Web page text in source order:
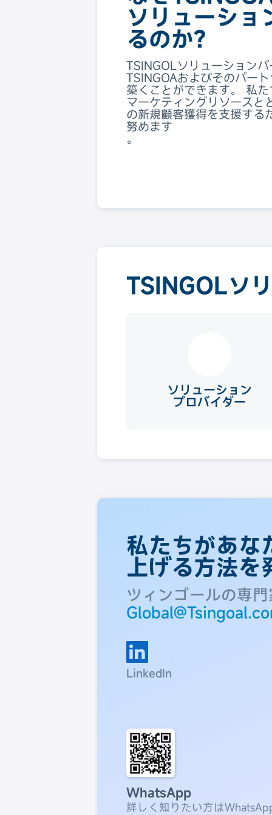
ソリューショ
るのか?
TSINGOLソリューション
TSINGOAおよびそのパー
築くことができます。 私
マーケティングリソースと
の新規顧客獲得を支援する
努めます
。
TSINGOLソ
ソリューション
プロバイダー
私たちがあな
上げる方法を
ツィンゴールの専
LinkedIn
WhatsApp
詳しく知りたい方は